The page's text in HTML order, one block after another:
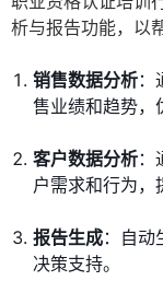
析与报告功能，以
销售数据分析：
售业绩和趋势，
客户数据分析：
户需求和行为，
报告生成：自动
决策支持。